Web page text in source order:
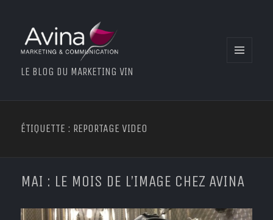
LE BLOG DU MARKETING VIN
ÉTIQUETTE : REPORTAGE VIDEO
MAI : LE MOIS DE L’IMAGE CHEZ AVINA